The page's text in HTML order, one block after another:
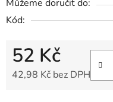
Můžeme doručit do:
Kód:
52 Kč
42,98 Kč bez DPH